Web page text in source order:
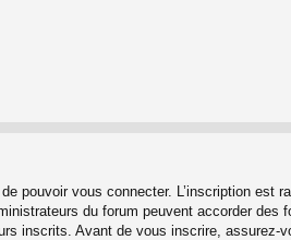
pouvoir vous connecter. L’inscription est
du forum peuvent accorder des
inscrits. Avant de vous inscrire, assurez-